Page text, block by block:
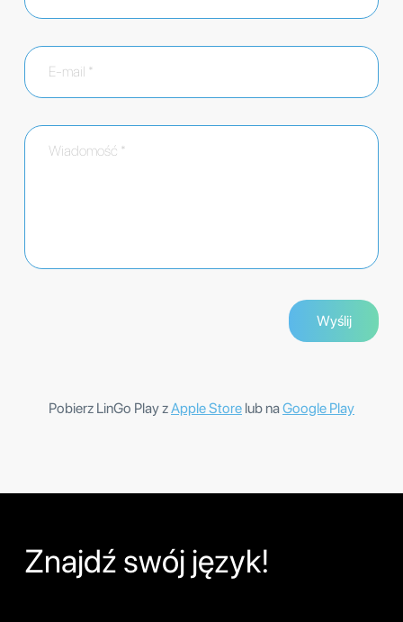
Pobierz LinGo Play zApple Store lub naGoogle Play
Znajdź swój język!